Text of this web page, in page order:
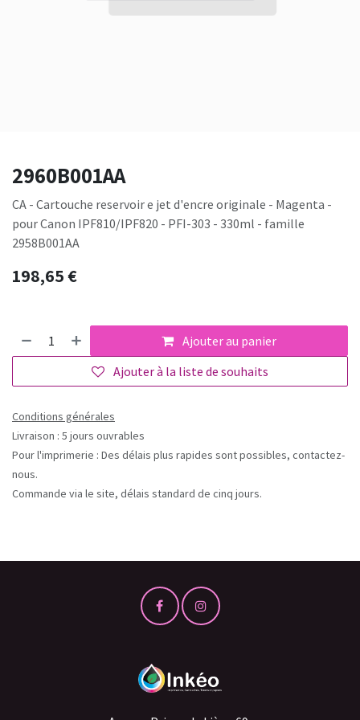
2960B001AA
CA - Cartouche reservoir e jet d'encre originale - Magenta -
pour Canon IPF810/IPF820 - PFI-303 - 330ml - famille
2958B001AA
198,65€
Ajouter au panier
Ajouter à la liste de souhaits
Conditions générales
Livraison : 5 jours ouvrables
Pour l'imprimerie : Des délais plus rapides sont possibles, contactez-
nous.
Commande via le site, délais standard de cinq jours.